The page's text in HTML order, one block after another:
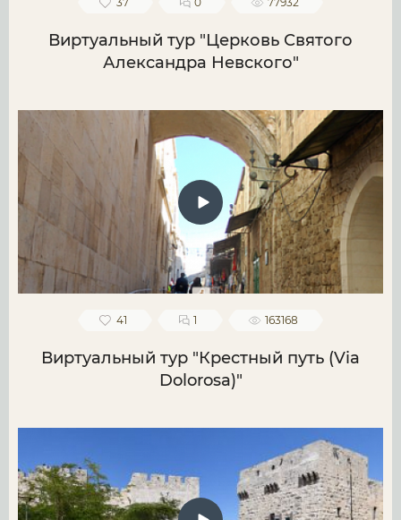
Виртуальный тур "Церковь Святого
Александра Невского"
41 1 163168
Виртуальный тур "Крестный путь (Via
Dolorosa)"